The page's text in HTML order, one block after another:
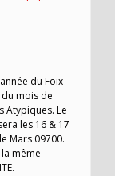
du Foix
mois de
Atypiques. Le
les 16 & 17
Mars 09700.
même